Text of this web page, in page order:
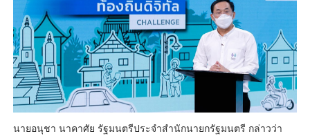
นายอนุชา นาคาศัย รัฐมนตรีประจำสำนักนายกรัฐมนตรี กล่าวว่า